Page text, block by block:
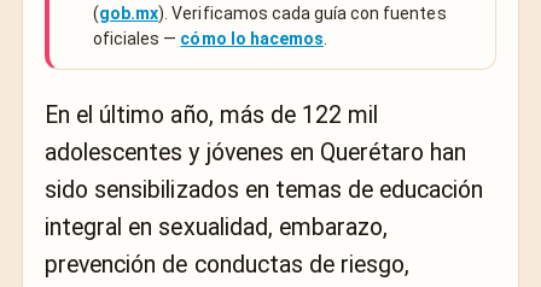
(gob.mx). Verificamos cada guía con fuentes
oficiales — cómo lo hacemos
En el último año, más de 122 mil
adolescentes y jóvenes en Querétaro han
sido sensibilizados en temas de educación
integral en sexualidad, embarazo,
prevención de conductas de riesgo,